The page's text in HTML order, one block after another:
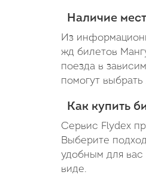
Наличие
Из
жд билетов
поезда в
помогут
Как купить
Сервис Flydex
Выберите
удобным для вас
виде.